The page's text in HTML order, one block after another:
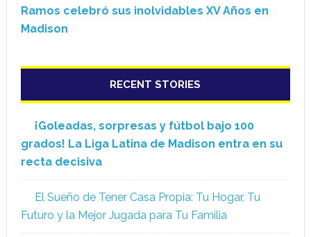
Ramos celebró sus inolvidables XV Años en
Madison
RECENT STORIES
¡Goleadas, sorpresas y fútbol bajo 100
grados! La Liga Latina de Madison entra en su
recta decisiva
El Sueño de Tener Casa Propia: Tu Hogar, Tu
Futuro y la Mejor Jugada para Tu Familia